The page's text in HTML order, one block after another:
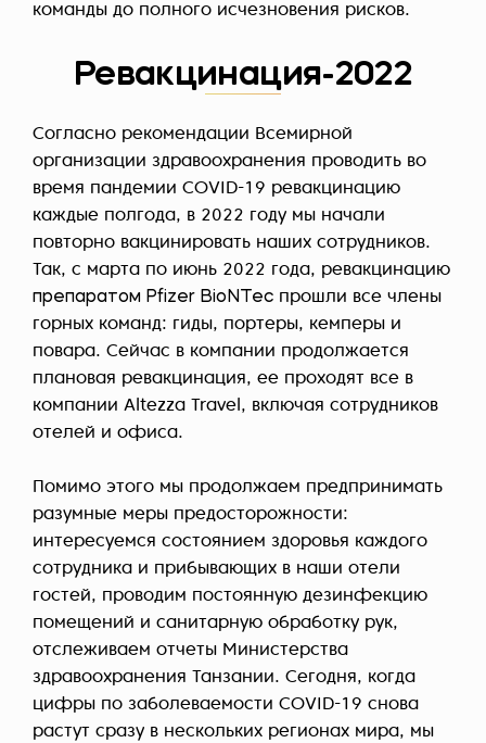
команды до полного исчезновения рисков.
Ревакцинация-2022
Согласно рекомендации Всемирной
организации здравоохранения проводить во
время пандемии COVID-19 ревакцинацию
каждые полгода, в 2022 году мы начали
повторно вакцинировать наших сотрудников.
Так, с марта по июнь 2022 года, ревакцинацию
препаратом Pfizer BioNTec прошли все члены
горных команд: гиды, портеры, кемперы и
повара. Сейчас в компании продолжается
плановая ревакцинация, ее проходят все в
компании Altezza Travel, включая сотрудников
отелей и офиса.
Помимо этого мы продолжаем предпринимать
разумные меры предосторожности:
интересуемся состоянием здоровья каждого
сотрудника и прибывающих в наши отели
гостей, проводим постоянную дезинфекцию
помещений и санитарную обработку рук,
отслеживаем отчеты Министерства
здравоохранения Танзании. Сегодня, когда
цифры по заболеваемости COVID-19 снова
растут сразу в нескольких регионах мира, мы